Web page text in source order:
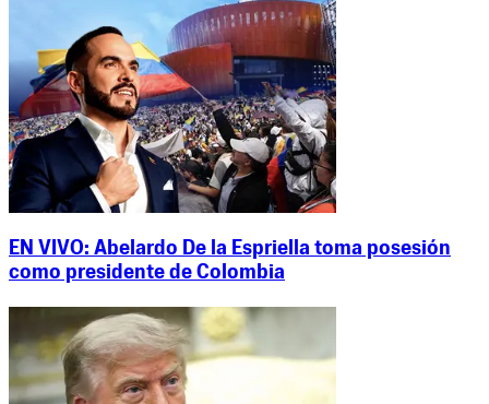
EN VIVO: Abelardo De la Espriella toma posesión
como presidente de Colombia